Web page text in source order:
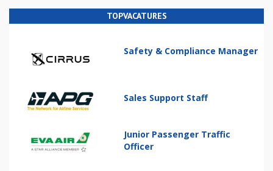
TOPVACATURES
Safety & Compliance Manager
Sales Support Staff
Junior Passenger Traffic
Officer